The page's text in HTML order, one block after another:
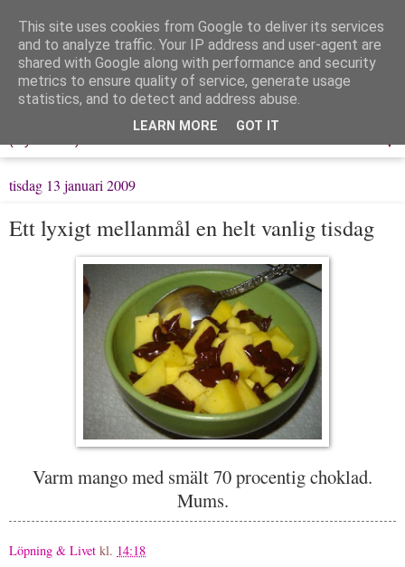
Löpning & Livet
Mitt liv, mina tankar & min träning
▼
tisdag 13 januari 2009
Ett lyxigt mellanmål en helt vanlig tisdag
Varm mango med smält 70 procentig choklad.
Mums.
Löpning & Livet kl. 14:18
This site uses cookies from Google to deliver its services
and to analyze traffic. Your IP address and user-agent are
shared with Google along with performance and security
metrics to ensure quality of service, generate usage
statistics, and to detect and address abuse.
LEARN MORE GOT IT